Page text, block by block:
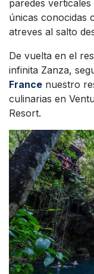
paredes
únicas conocidas
atreves al salto
De vuelta en el
infinita Zanza,
France nuestro
culinarias en
Resort.